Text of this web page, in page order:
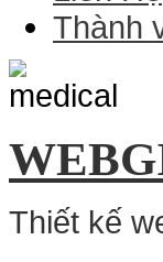
Thành
Thiết kế